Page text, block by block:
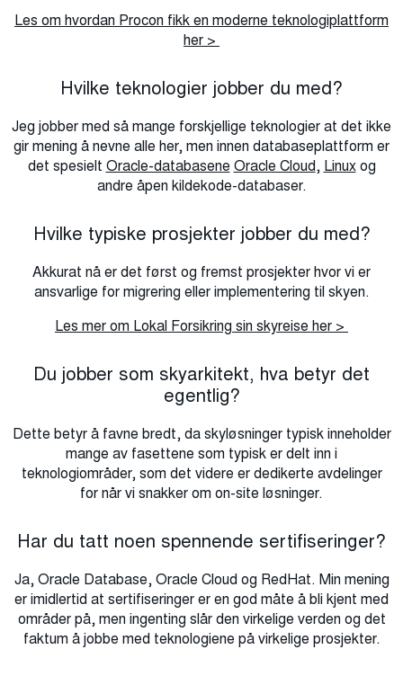
Les om hvordan Procon fikk en moderne teknologiplattform
her >
Hvilke teknologier jobber du med?
Jeg jobber med så mange forskjellige teknologier at det ikke
gir mening å nevne alle her, men innen databaseplattform er
det spesielt Oracle-databasene Oracle Cloud, Linuxog
andre åpen kildekode-databaser.
Hvilke typiske prosjekter jobber du med?
Akkurat nå er det først og fremst prosjekter hvor vi er
ansvarlige for migrering eller implementering til skyen.
Les mer om Lokal Forsikring sin skyreise her >
Du jobber som skyarkitekt, hva betyr det
egentlig?
Dette betyr å favne bredt, da skyløsninger typisk inneholder
mange av fasettene som typisk er delt inn i
teknologiområder, som det videre er dedikerte avdelinger
for når vi snakker om on-site løsninger.
Har du tatt noen spennende sertifiseringer?
Ja, Oracle Database, Oracle Cloud og RedHat. Min mening
er imidlertid at sertifiseringer er en god måte å bli kjent med
områder på, men ingenting slår den virkelige verden og det
faktum å jobbe med teknologiene på virkelige prosjekter.